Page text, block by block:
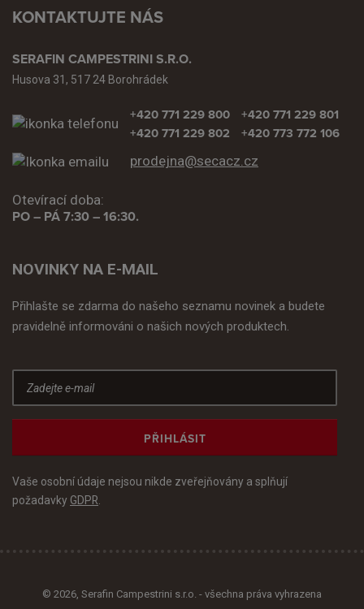
KONTAKTUJTE NÁS
SERAFIN CAMPESTRINI S.R.O.
Husova 31, 517 24 Borohrádek
+420 771 229 800
+420 771 229 802
+420 771 229 801
+420 773 772 106
prodejna@secacz.cz
Otevírací doba:
PO – PÁ 7:30 – 16:30.
NOVINKY NA E-MAIL
Přihlašte se zdarma do našeho seznamu novinek a budete
pravidelně informováni o našich nových produktech.
PŘIHLÁSIT
Vaše osobní údaje nejsou nikde zveřejňovány a splňují
požadavky GDPR
© 2026, Serafin Campestrini s.r.o. - všechna práva vyhrazena